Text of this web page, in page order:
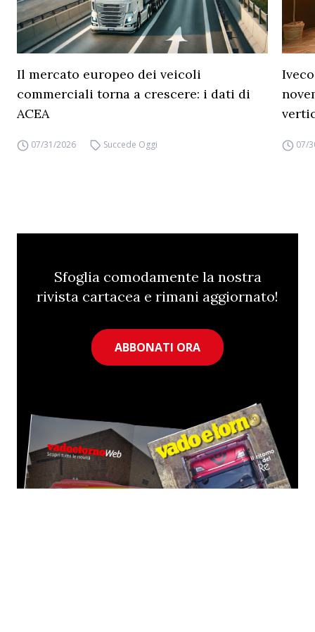
Il mercato europeo dei veicoli
commerciali torna a crescere: i dati di
ACEA
07/31/2026 Succede Oggi 07/
Sfoglia comodamente la nostra
rivista cartacea e rimani aggiornato!
ABBONATI ORA